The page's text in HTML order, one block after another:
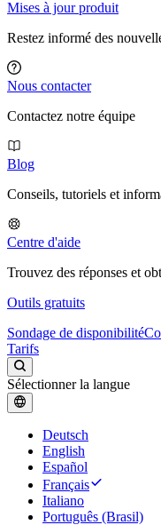
Mises à jour produit
Restez informé des
Nous contacter
Contactez notre équipe
Blog
Conseils, tutoriels et
Centre d'aide
Trouvez des réponses et
Outils gratuits
Sondage de disponibilité
Tarifs
Sélectionner la langue
Deutsch
English
Español
Français
Italiano
Português (Brasil)